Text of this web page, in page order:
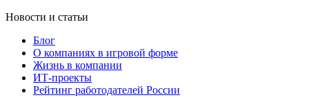
Новости и статьи
Блог
О компаниях в игровой форме
Жизнь в компании
ИТ-проекты
Рейтинг работодателей России